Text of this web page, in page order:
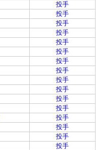
投手
投手
投手
投手
投手
投手
投手
投手
投手
投手
投手
投手
投手
投手
投手
投手